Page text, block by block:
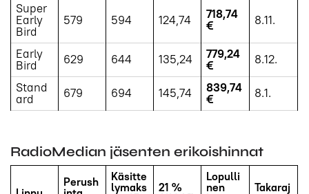
Super
Early
Bird
579 594 124,74 718,74
€ 8.11.
Early
Bird 629 644 135,24 779,24
€
8.12.
Stand
ard 679 694 145,74 839,74
€ 8.1.
RadioMedian jäsenten erikoishinnat
Perush
Käsitte
lymaks
21 %
Lopulli
nen
Takaraj